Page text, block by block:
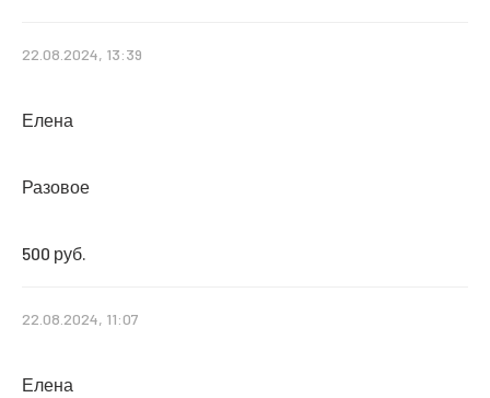
22.08.2024, 13:39
Елена
Разовое
500 руб.
22.08.2024, 11:07
Елена